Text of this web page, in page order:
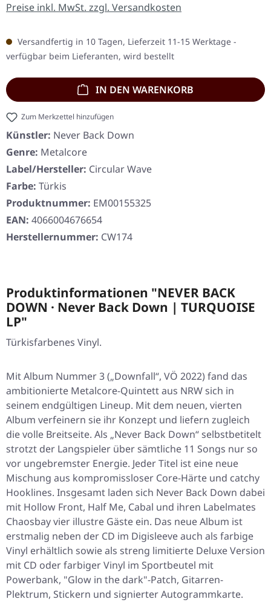
Preise inkl. MwSt. zzgl. Versandkosten
Versandfertig in 10 Tagen, Lieferzeit 11-15 Werktage -
verfügbar beim Lieferanten, wird bestellt
IN DEN WARENKORB
Zum Merkzettel hinzufügen
Künstler: Never Back Down
Genre: Metalcore
Label/Hersteller: Circular Wave
Farbe: Türkis
Produktnummer: EM00155325
EAN: 4066004676654
Herstellernummer: CW174
Produktinformationen "NEVER BACK
DOWN · Never Back Down | TURQUOISE
LP"
Türkisfarbenes Vinyl.
Mit Album Nummer 3 („Downfall“, VÖ 2022) fand das
ambitionierte Metalcore-Quintett aus NRW sich in
seinem endgültigen Lineup. Mit dem neuen, vierten
Album verfeinern sie ihr Konzept und liefern zugleich
die volle Breitseite. Als „Never Back Down“ selbstbetitelt
strotzt der Langspieler über sämtliche 11 Songs nur so
vor ungebremster Energie. Jeder Titel ist eine neue
Mischung aus kompromissloser Core-Härte und catchy
Hooklines. Insgesamt laden sich Never Back Down dabei
mit Hollow Front, Half Me, Cabal und ihren Labelmates
Chaosbay vier illustre Gäste ein. Das neue Album ist
erstmalig neben der CD im Digisleeve auch als farbige
Vinyl erhältlich sowie als streng limitierte Deluxe Version
mit CD oder farbiger Vinyl im Sportbeutel mit
Powerbank, "Glow in the dark"-Patch, Gitarren-
Plektrum, Stickern und signierter Autogrammkarte.